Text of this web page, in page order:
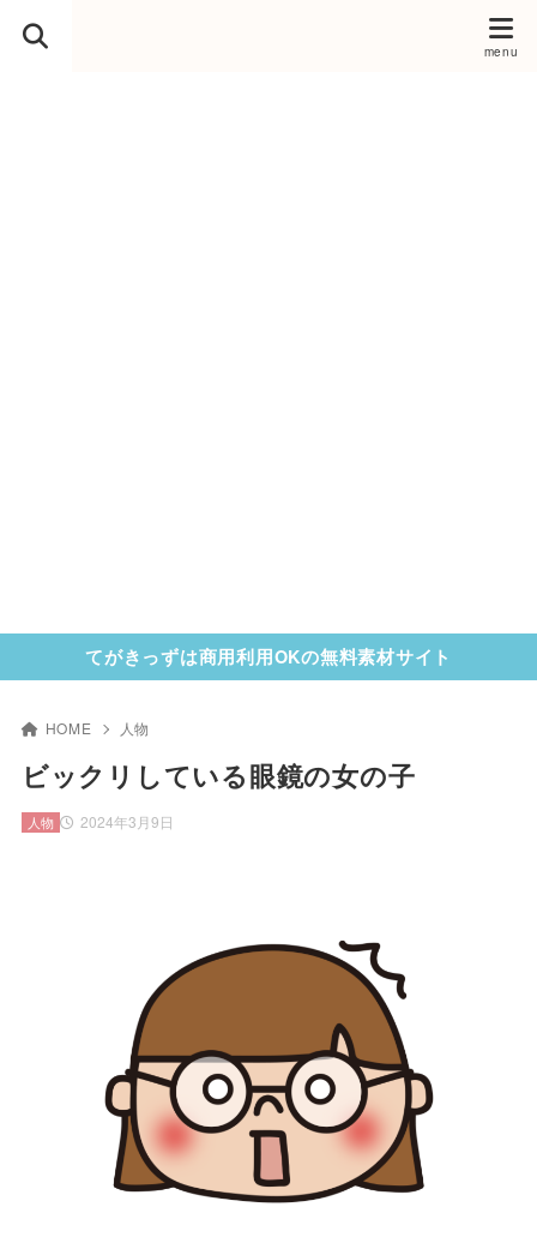
てがきっずは商用利用OKの無料素材サイト
HOME 人物
ビックリしている眼鏡の女の子
2024年3月9日
人物